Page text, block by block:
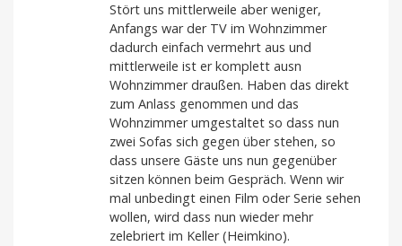
Stört uns mittlerweile aber weniger,
Anfangs war der TV im Wohnzimmer
dadurch einfach vermehrt aus und
mittlerweile ist er komplett ausn
Wohnzimmer draußen. Haben das direkt
zum Anlass genommen und das
Wohnzimmer umgestaltet so dass nun
zwei Sofas sich gegen über stehen, so
dass unsere Gäste uns nun gegenüber
sitzen können beim Gespräch. Wenn wir
mal unbedingt einen Film oder Serie sehen
wollen, wird dass nun wieder mehr
zelebriert im Keller (Heimkino).